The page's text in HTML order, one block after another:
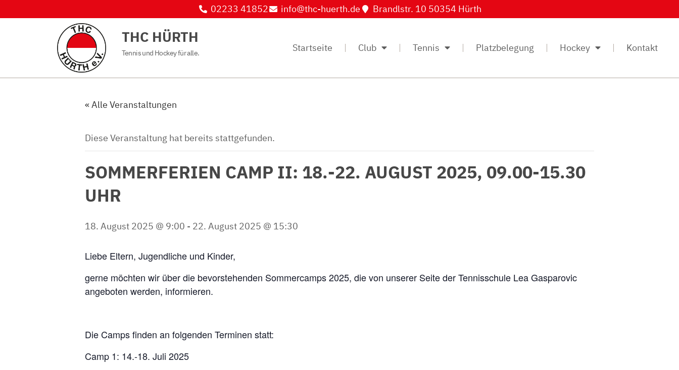
02233 41852 info@thc-huerth.de Brandlstr. 10 50354 Hürth
THC HÜRTH
Tennis und Hockey für alle. Startseite Club Tennis Platzbelegung Hockey Kontakt
« Alle Veranstaltungen
Diese Veranstaltung hat bereits stattgefunden.
SOMMERFERIEN CAMP II: 18.-22. AUGUST 2025, 09.00-15.30
UHR
18. August 2025 @ 9:00 - 22. August 2025 @ 15:30
Liebe Eltern, Jugendliche und Kinder,
gerne möchten wir über die bevorstehenden Sommercamps 2025, die von unserer Seite der Tennisschule Lea Gasparovic
angeboten werden, informieren.
Die Camps finden an folgenden Terminen statt:
Camp 1: 14.-18. Juli 2025